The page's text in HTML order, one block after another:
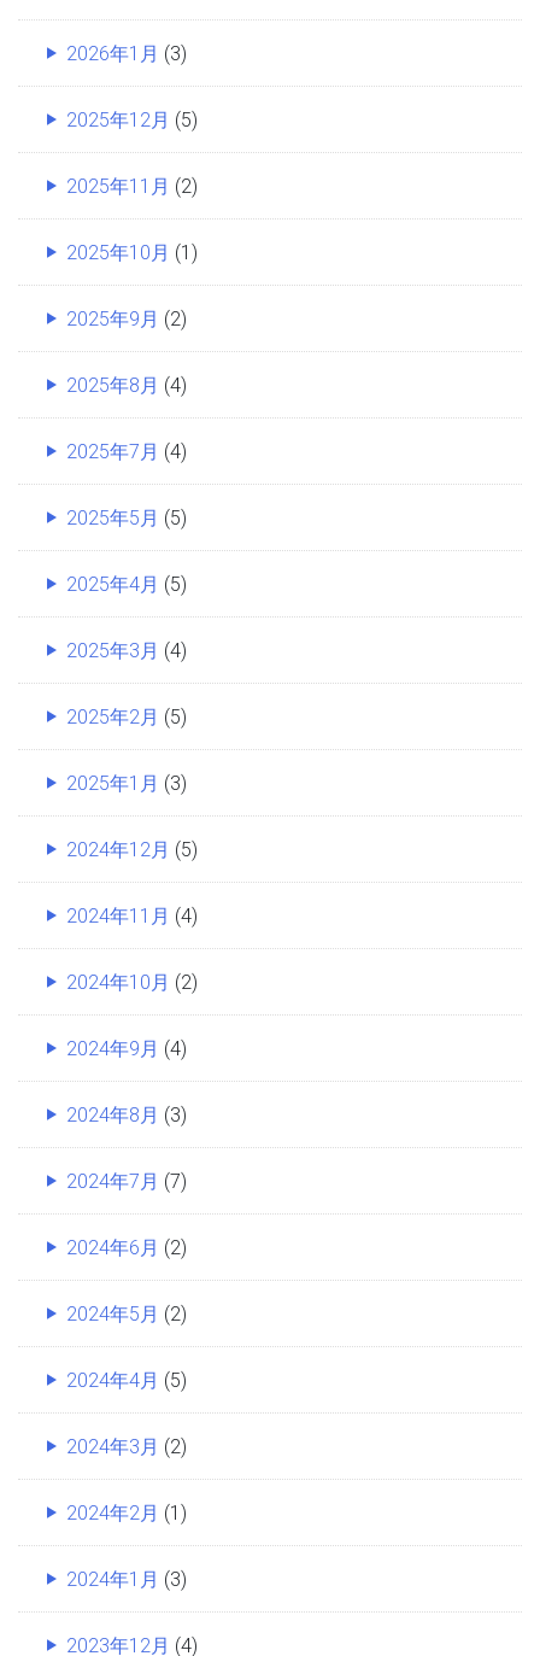
2026年1月 (3)
2025年12月 (5)
2025年11月 (2)
2025年10月 (1)
2025年9月 (2)
2025年8月 (4)
2025年7月 (4)
2025年5月 (5)
2025年4月 (5)
2025年3月 (4)
2025年2月 (5)
2025年1月 (3)
2024年12月 (5)
2024年11月 (4)
2024年10月 (2)
2024年9月 (4)
2024年8月 (3)
2024年7月 (7)
2024年6月 (2)
2024年5月 (2)
2024年4月 (5)
2024年3月 (2)
2024年2月 (1)
2024年1月 (3)
2023年12月 (4)